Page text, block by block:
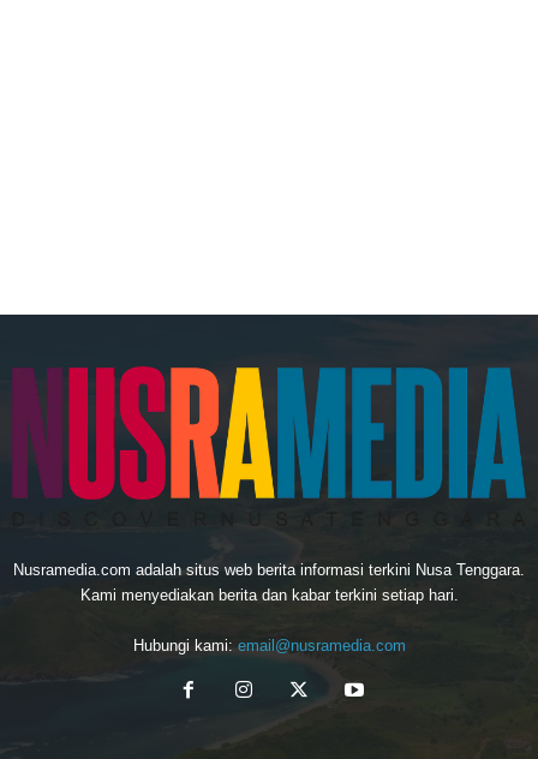
Nusramedia.com adalah situs web berita informasi terkini Nusa Tenggara.
Kami menyediakan berita dan kabar terkini setiap hari.
Hubungi kami: email@nusramedia.com